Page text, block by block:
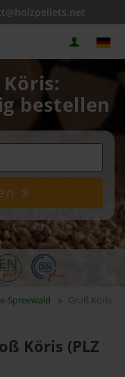
bestellen
Spreewald
Groß Köris
Köris (PLZ